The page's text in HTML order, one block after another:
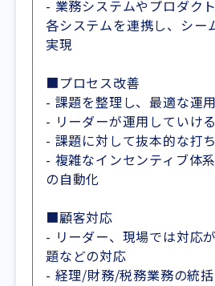
- 業務システムやプロダク
各システムを連携し、シー
実現
■プロセス改善
- 課題を整理し、最適な運
- リーダーが運用していけ
- 課題に対して抜本的な打
- 複雑なインセンティブ体
の自動化
■顧客対応
- リーダー、現場では対応
題などの対応
- 経理/財務/税務業務の統括